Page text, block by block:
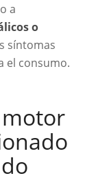
a
o
síntomas
el consumo.